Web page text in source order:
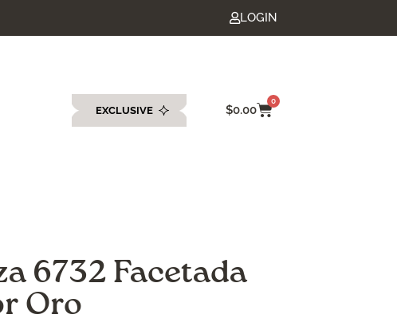
LOGIN
EXCLUSIVE $0.00
0
6732 Facetada
Oro